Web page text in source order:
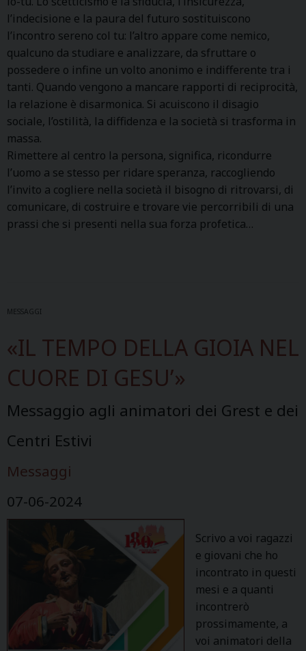
l’indecisione e la paura del futuro sostituiscono
l’incontro sereno col tu: l’altro appare come nemico,
qualcuno da studiare e analizzare, da sfruttare o
possedere o infine un volto anonimo e indifferente tra i
tanti. Quando vengono a mancare rapporti di reciprocità,
la relazione è disarmonica. Si acuiscono il disagio
sociale, l’ostilità, la diffidenza e la società si trasforma in
massa.
Rimettere al centro la persona, significa, ricondurre
l’uomo a se stesso per ridare speranza, raccogliendo
l’invito a cogliere nella società il bisogno di ritrovarsi, di
comunicare, di costruire e trovare vie percorribili di una
prassi che si presenti nella sua forza profetica…
MESSAGGI
«IL TEMPO DELLA GIOIA NEL
CUORE DI GESU’»
Messaggio agli animatori dei Grest e dei
Centri Estivi
Messaggi
07-06-2024
Scrivo a voi ragazzi
e giovani che ho
incontrato in questi
mesi e a quanti
incontrerò
prossimamente, a
voi animatori della